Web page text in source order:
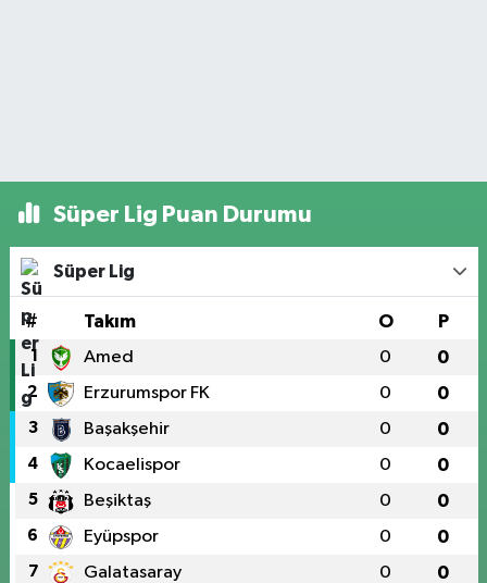
Süper Lig Puan Durumu
Süper Lig
# Takım O P
1 Amed 0 0
2 Erzurumspor FK 0 0
3 Başakşehir 0 0
4 Kocaelispor 0 0
5 Beşiktaş 0 0
6 Eyüpspor 0 0
7 Galatasaray 0 0